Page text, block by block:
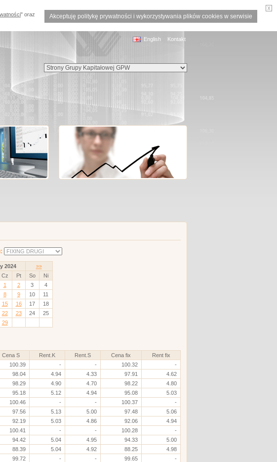
Akceptuję politykę prywatności i wykorzystywania plików cookies w serwisie
" oraz
English Kontakt
2024
»»
Cz Pt So
Ni
1
2 3
4
8 9 10
11
15 16 17
18
22 23 24
25
29
Cena S Rent.K Rent.S Cena fix
Rent fix
100.39 - - 100.32
-
98.04 4.94 4.33 97.91
4.62
98.29 4.90 4.70 98.22
4.80
95.18 5.12 4.94 95.08
5.03
100.46 - - 100.37
-
97.56 5.13 5.00 97.48
5.06
92.19 5.03 4.86 92.06
4.94
100.41 - - 100.28
-
94.42 5.04 4.95 94.33
5.00
88.39 5.04 4.92 88.25
4.98
99.72 - - 99.65
-